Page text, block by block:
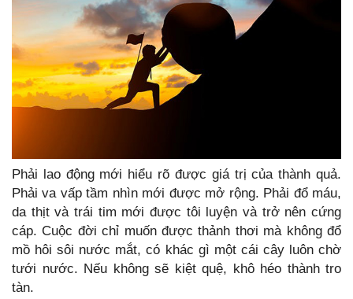
Phải lao động mới hiểu rõ được giá trị của thành quả.
Phải va vấp tầm nhìn mới được mở rộng. Phải đổ máu,
da thịt và trái tim mới được tôi luyện và trở nên cứng
cáp. Cuộc đời chỉ muốn được thảnh thơi mà không đổ
mồ hôi sôi nước mắt, có khác gì một cái cây luôn chờ
tưới nước. Nếu không sẽ kiệt quệ, khô héo thành tro
tàn.